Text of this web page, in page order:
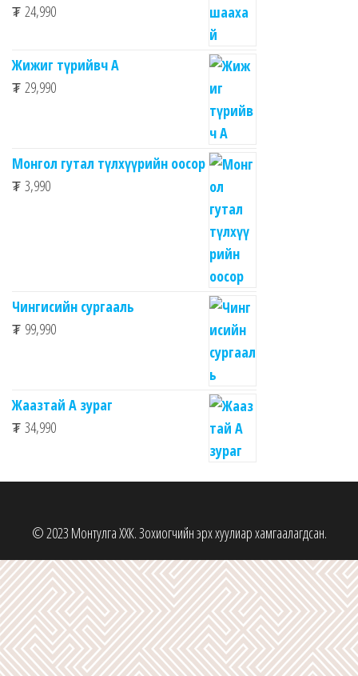
₮ 24,990
Жижиг түрийвч А
₮ 29,990
Монгол гутал түлхүүрийн оосор
₮ 3,990
Чингисийн сургааль
₮ 99,990
Жаазтай А зураг
₮ 34,990
© 2023 Монтулга ХХК. Зохиогчийн эрх хуулиар хамгаалагдсан.